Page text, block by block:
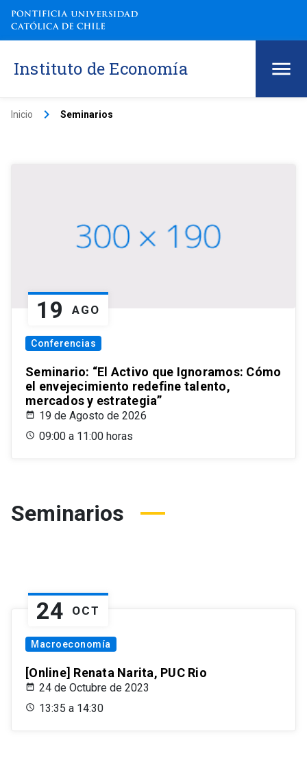
Instituto de Economía
Inicio keyboard_arrow_right Seminarios
19 AGO
Conferencias
Seminario: “El Activo que Ignoramos: Cómo
el envejecimiento redefine talento,
mercados y estrategia”
19 de Agosto de 2026
09:00 a 11:00 horas
Seminarios
24 OCT
Macroeconomía
[Online] Renata Narita, PUC Rio
24 de Octubre de 2023
13:35 a 14:30